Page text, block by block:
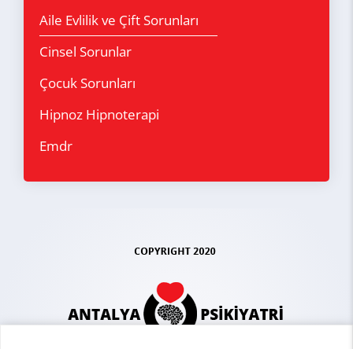
Aile Evlilik ve Çift Sorunları
Cinsel Sorunlar
Çocuk Sorunları
Hipnoz Hipnoterapi
Emdr